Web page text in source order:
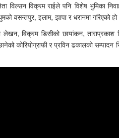
विल्सन विक्रम राईले पनि विशेष भुमिका
वसन्तपुर, इलाम, झापा र धरानमा गरिएको
लेखन, विक्रम डिसीको छायांकन,
कोरियोग्राफी र प्रविन ढकालको